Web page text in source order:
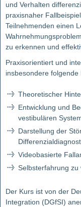
und Verhalten
praxisnaher
Teilnehmenden einen
zu erkennen und
Praxisorientiert und
insbesondere
Theoretischer
Entwicklung und
vestibulären
Darstellung der
Videobasierte
Selbsterfahrung zu
Der Kurs ist von der
Integration (DGfSI)